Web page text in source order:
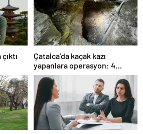
Çatalca’da kaçak kazı
yapanlara operasyon: 4
gözaltı